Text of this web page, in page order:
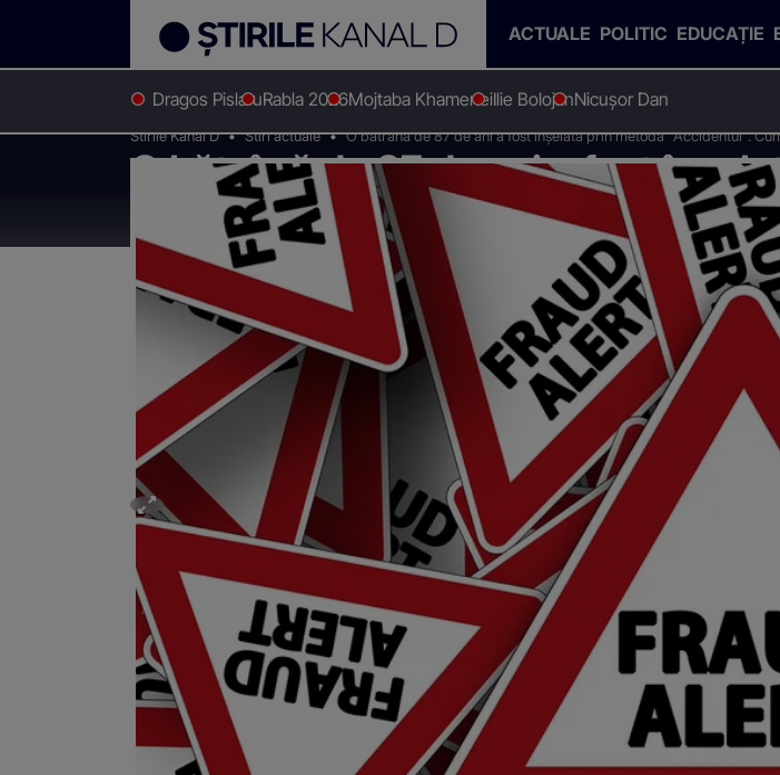
ACTUALE POLITIC EDUCAȚIE
Dragos PislaruRabla 2026Mojtaba KhameneiIlie BolojanNicușor Dan
Stirile Kanal D Stiri actuale O bătrână de 87 de ani a fost înșelată prin metoda "Accidentul".
O bătrână de 87 de ani a fost
"Accidentul". Cum s-a dat de gol